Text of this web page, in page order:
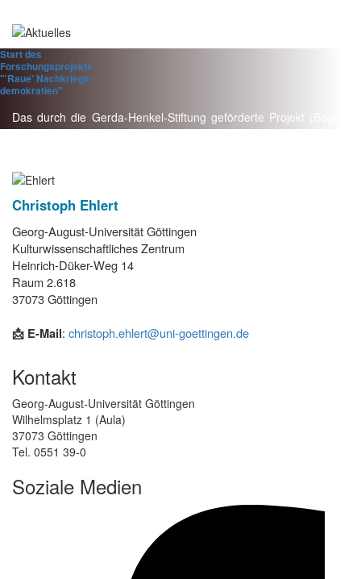
Start des
Forschungsprojekts
"'Raue' Nachkriegs-
demokratien"
Das durch die Gerda-Henkel-Stiftung geförderte Projekt (Beginn
2025) untersucht in drei Teilstudien den Charakter von
Christoph Ehlert
Georg-August-Universität Göttingen
Kulturwissenschaftliches Zentrum
Heinrich-Düker-Weg 14
Raum 2.618
37073 Göttingen
📩 E-Mail: christoph.ehlert@uni-goettingen.de
Kontakt
Georg-August-Universität Göttingen
Wilhelmsplatz 1 (Aula)
37073 Göttingen
Tel. 0551 39-0
Soziale Medien